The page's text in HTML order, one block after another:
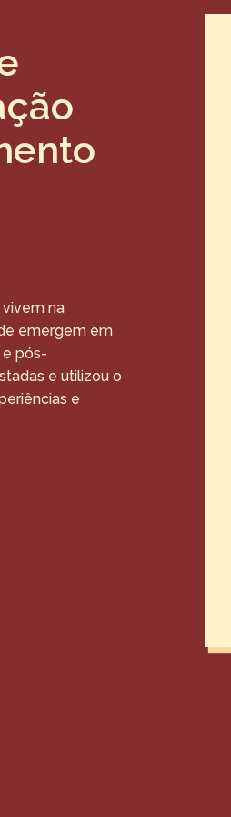
na
emergem em
e pós-
e utilizou o
e